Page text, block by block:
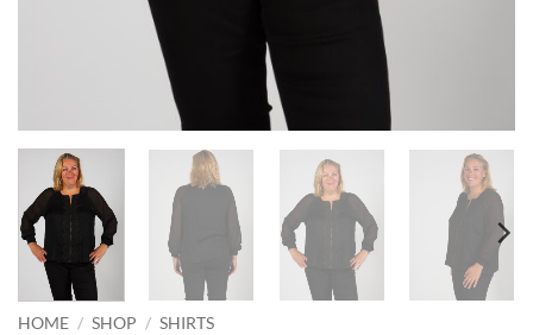
HOME / SHOP / SHIRTS